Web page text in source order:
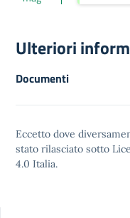
Ulteriori
Documenti
Eccetto dove
stato rilasciato sotto
4.0 Italia.